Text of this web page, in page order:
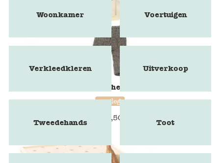
Chef clothes, kok
maileg
11,50
Woonkamer Voertuigen
Verkleedkleren Uitverkoop
Tweedehands Toot